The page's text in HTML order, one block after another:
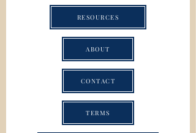
RESOURCES
ABOUT
CONTACT
TERMS